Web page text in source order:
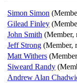
Simon Simon
Gilead Finley
John Smith (Member,
Jeff Strong (Member,
Matt Withers
Siweard Randy
Andrew Alan